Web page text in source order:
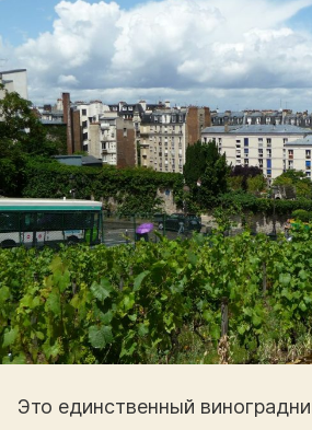
Это единственный